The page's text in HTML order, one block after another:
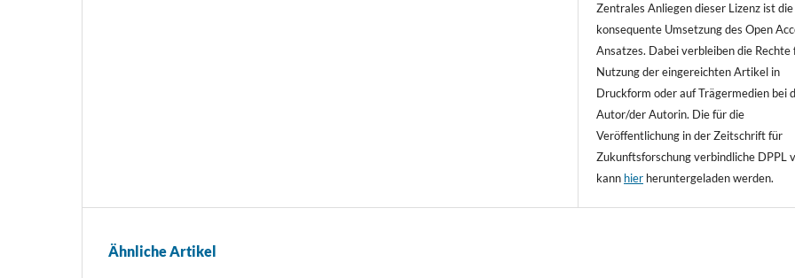
Zentrales Anliegen dieser Lizenz ist die
konsequente Umsetzung des Open
Ansatzes. Dabei verbleiben die Rechte
Nutzung der eingereichten Artikel in
Druckform oder auf Trägermedien bei
Autor/der Autorin. Die für die
Veröffentlichung in der Zeitschrift für
Zukunftsforschung verbindliche DPPL
kann hier heruntergeladen werden.
Ähnliche Artikel